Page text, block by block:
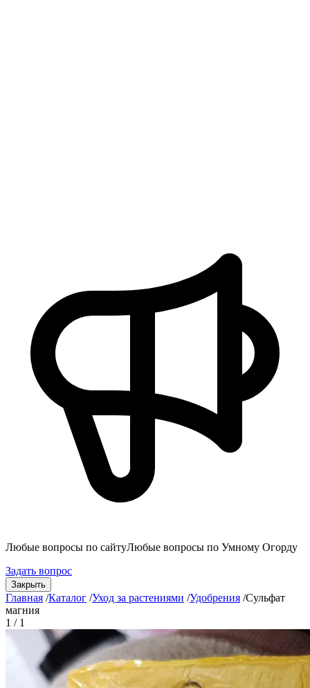
Любые вопросы по сайтуЛюбые вопросы по Умному Огорду
Задать вопрос
Закрыть
Главная /Каталог /Уход за растениями /Удобрения /Сульфат
магния
1 / 1